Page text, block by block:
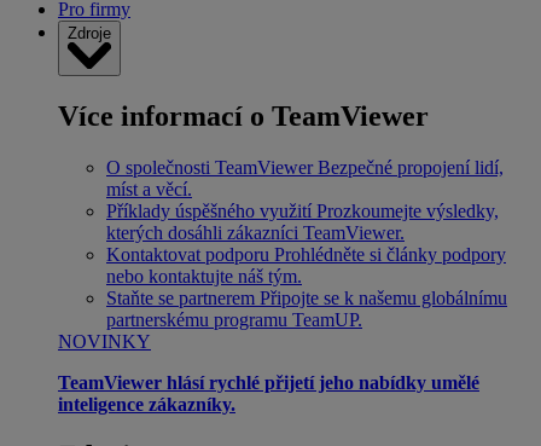
Pro firmy
Zdroje
Více informací o TeamViewer
O společnosti TeamViewer Bezpečné propojení lidí,
míst a věcí.
Příklady úspěšného využití Prozkoumejte výsledky,
kterých dosáhli zákazníci TeamViewer.
Kontaktovat podporu Prohlédněte si články podpory
nebo kontaktujte náš tým.
Staňte se partnerem Připojte se k našemu globálnímu
partnerskému programu TeamUP.
NOVINKY
TeamViewer hlásí rychlé přijetí jeho nabídky umělé
inteligence zákazníky.